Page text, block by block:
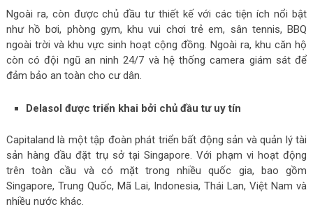
Ngoài ra, còn được chủ đầu tư thiết kế với các tiện ích nổi bật
như hồ bơi, phòng gym, khu vui chơi trẻ em, sân tennis, BBQ
ngoài trời và khu vực sinh hoạt cộng đồng. Ngoài ra, khu căn hộ
còn có đội ngũ an ninh 24/7 và hệ thống camera giám sát để
đảm bảo an toàn cho cư dân.
Delasol được triển khai bởi chủ đầu tư uy tín
Capitaland là một tập đoàn phát triển bất động sản và quản lý tài
sản hàng đầu đặt trụ sở tại Singapore. Với phạm vi hoạt động
trên toàn cầu và có mặt trong nhiều quốc gia, bao gồm
Singapore, Trung Quốc, Mã Lai, Indonesia, Thái Lan, Việt Nam và
nhiều nước khác.